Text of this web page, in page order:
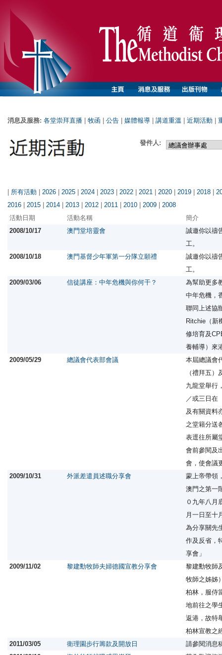
消息及服務: 各堂崇拜直播 牧函 公告 媒體報導 講道重溫 近期活動
發件人:
| 所有活動 | 2026 | 2025 | 2024 | 2023 | 2022 | 2021 | 2020 | 2019 | 2018 |
2016 | 2015 | 2014 | 2013 | 2012 | 2011 | 2010 | 2009 | 2008
活動日期
活動名稱
簡介
2008/10/17
澳門堂培靈會
誠邀你以禱
工。
2008/10/18
澳門基督少年軍第一分隊立願禮
誠邀你以禱
工。
2009/03/06
信徒講座：中年危機與你何干？
為幫助更多
中年危機，
聯同上述協
Ritchie（新
修培育及
養輔導）來
2009/05/29
總議會代表部會議
本屆總議會
（禮拜五
九龍堂舉行
／或三日在
及有關資料
之堂籍分送
表逕往所屬
會前參閱及
會，使會議
2009/10/31
外派差遣員述職分享會
蒙上帝帶領
澳門之第一
０九年八月
月一日至十
為分享關先
作及反省，
享會」
2009/11/02
黎建勳牧師夫婦德國宣教分享會
黎建勳牧師
牧師之姊姊
柏林，服侍
地前往之學
返港，故特
柏林宣教之
2011/03/05
衛理園步行籌款及開放日
請參閱消息